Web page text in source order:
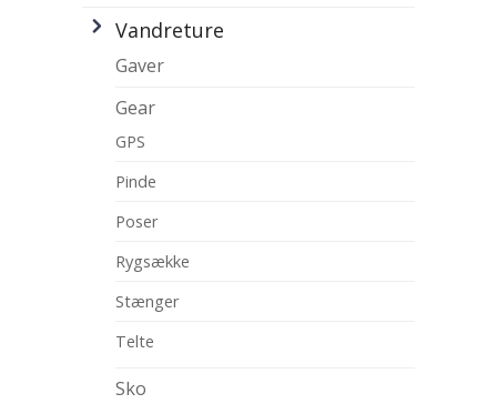
Vandreture
Gaver
Gear
GPS
Pinde
Poser
Rygsække
Stænger
Telte
Sko